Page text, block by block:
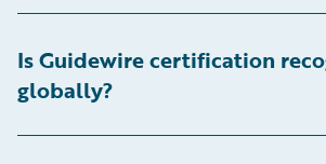
Is Guidewire certification
globally?